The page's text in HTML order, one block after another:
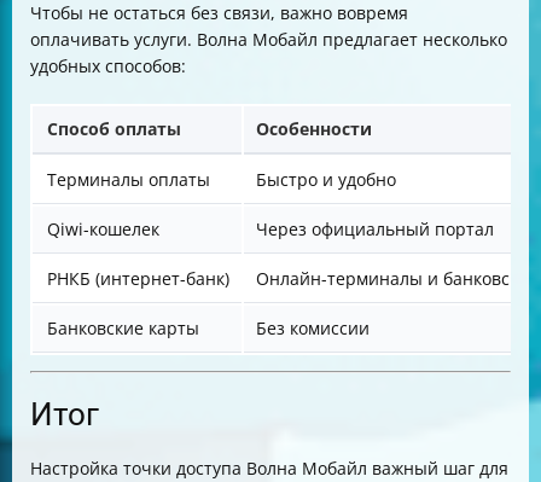
Чтобы не остаться без связи, важно вовремя
оплачивать услуги. Волна Мобайл предлагает несколько
удобных способов:
Способ оплаты Особенности
Терминалы оплаты Быстро и удобно
Qiwi-кошелек Через официальный портал
РНКБ (интернет-банк) Онлайн-терминалы и
Банковские карты Без комиссии
Итог
Настройка точки доступа Волна Мобайл важный шаг для